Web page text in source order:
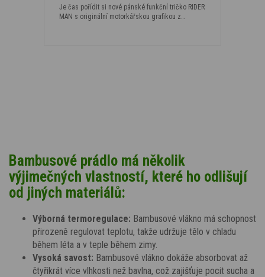
Je čas pořídit si nové pánské funkční tričko RIDER
MAN s originální motorkářskou grafikou z…
Bambusové prádlo má několik
výjimečných vlastností, které ho odlišují
od jiných materiálů:
Výborná termoregulace: Bambusové vlákno má schopnost
přirozeně regulovat teplotu, takže udržuje tělo v chladu
během léta a v teple během zimy.
Vysoká savost: Bambusové vlákno dokáže absorbovat až
čtyřikrát více vlhkosti než bavlna, což zajišťuje pocit sucha a